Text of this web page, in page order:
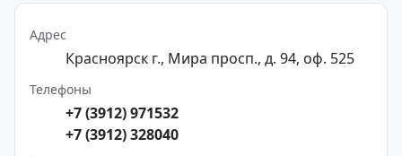
Адрес
Красноярск г., Мира просп., д. 94, оф. 525
Телефоны
+7 (3912) 971532
+7 (3912) 328040